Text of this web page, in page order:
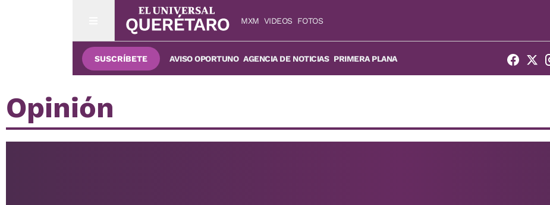
MXM VIDEOS FOTOS
SUSCRÍBETE AVISO OPORTUNO AGENCIA DE NOTICIAS PRIMERA PLANA
Opinión